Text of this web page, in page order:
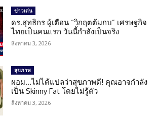
ข่าวเด่น
ดร.สุทธิกร ผู้เตือน “วิกฤตต้มกบ” เศรษฐกิจ
ไทยเป็นคนแรก วันนี้กำลังเป็นจริง
สิงหาคม 3, 2026
สุขภาพ
ผอม…ไม่ได้แปลว่าสุขภาพดี! คุณอาจกำลัง
เป็น Skinny Fat โดยไม่รู้ตัว
สิงหาคม 3, 2026